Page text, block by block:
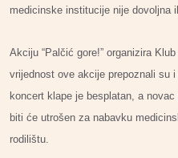
medicinske institucije nije dovoljna
Akciju “Palčić gore!” organizira
vrijednost ove akcije prepoznali su
koncert klape je besplatan, a
biti će utrošen za nabavku
rodilištu.